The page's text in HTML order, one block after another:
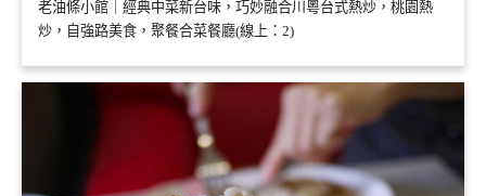
老油條小館｜經典中菜新台味，巧妙融合川粵台式熱炒，桃園熱
炒，自強路美食，聚餐合菜餐廳(線上：2)